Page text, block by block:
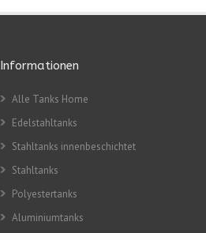
Informationen
Alle Tanks Home
Edelstahltanks
Stahltanks innenbeschichtet
Stahltanks
Polyestertanks
Aluminiumtanks